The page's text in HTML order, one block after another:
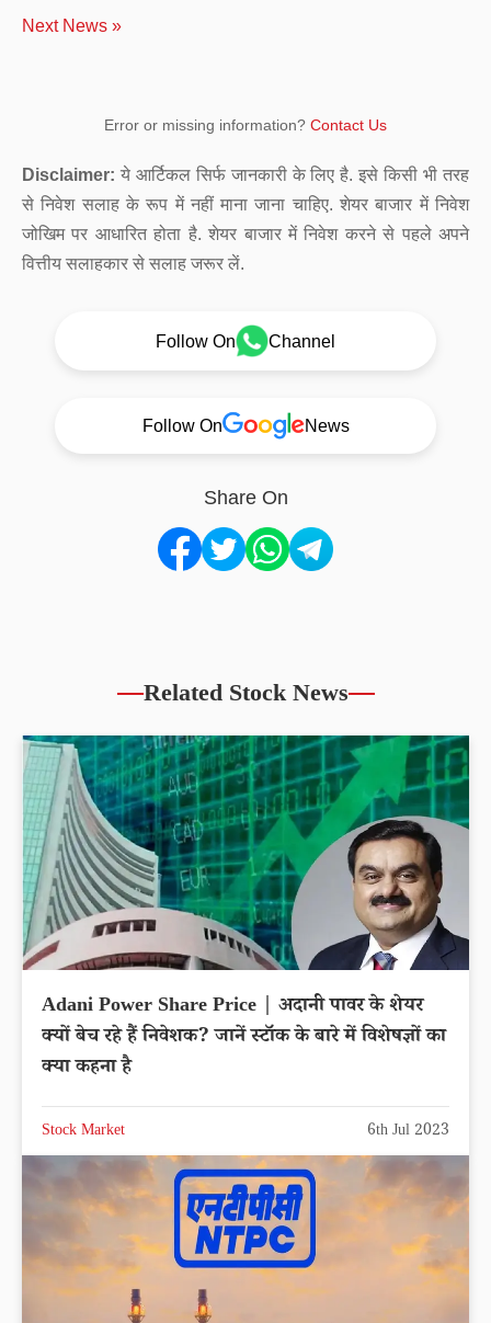
Next News »
Error or missing information? Contact Us
Disclaimer: ये आर्टिकल सिर्फ जानकारी के लिए है. इसे किसी भी तरह
से निवेश सलाह के रूप में नहीं माना जाना चाहिए. शेयर बाजार में निवेश
जोखिम पर आधारित होता है. शेयर बाजार में निवेश करने से पहले अपने
वित्तीय सलाहकार से सलाह जरूर लें.
Follow On Channel
Follow On News
Share On
Related Stock News
Adani Power Share Price | अदानी पावर के शेयर
क्यों बेच रहे हैं निवेशक? जानें स्टॉक के बारे में विशेषज्ञों का
क्या कहना है
Stock Market 6th Jul 2023